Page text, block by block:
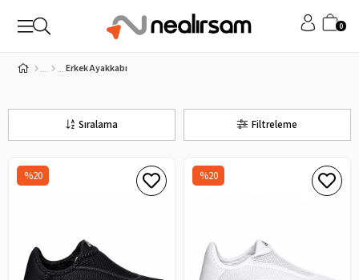
0
Erkek Ayakkabı
Filtreleme
Sıralama
%20 %20